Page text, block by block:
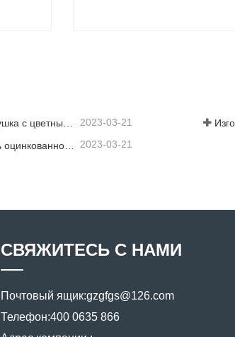
Что такое гальвалумная катушка с цветным покрытием? 2023-03-21
2023-03-21
СВЯЖИТЕСЬ С НАМИ
Почтовый ящик:gzgfgs@126.com
Телефон:400 0635 866